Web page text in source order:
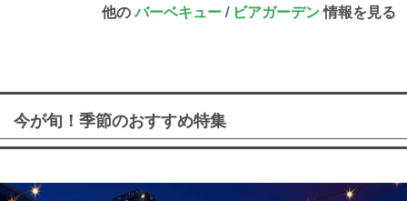
他のバーベキュー/ ビアガーデン情報を見る
今が旬！季節のおすすめ特集